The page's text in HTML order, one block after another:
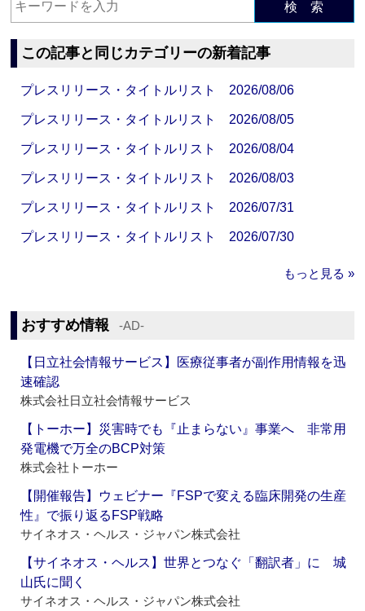
検 索
この記事と同じカテゴリーの新着記事
プレスリリース・タイトルリスト 2026/08/06
プレスリリース・タイトルリスト 2026/08/05
プレスリリース・タイトルリスト 2026/08/04
プレスリリース・タイトルリスト 2026/08/03
プレスリリース・タイトルリスト 2026/07/31
プレスリリース・タイトルリスト 2026/07/30
もっと見る »
おすすめ情報 ‐AD‐
【日立社会情報サービス】医療従事者が副作用情報を迅
速確認
株式会社日立社会情報サービス
【トーホー】災害時でも『止まらない』事業へ 非常用
発電機で万全のBCP対策
株式会社トーホー
【開催報告】ウェビナー『FSPで変える臨床開発の生産
性』で振り返るFSP戦略
サイネオス・ヘルス・ジャパン株式会社
【サイネオス・ヘルス】世界とつなぐ「翻訳者」に 城
山氏に聞く
サイネオス・ヘルス・ジャパン株式会社